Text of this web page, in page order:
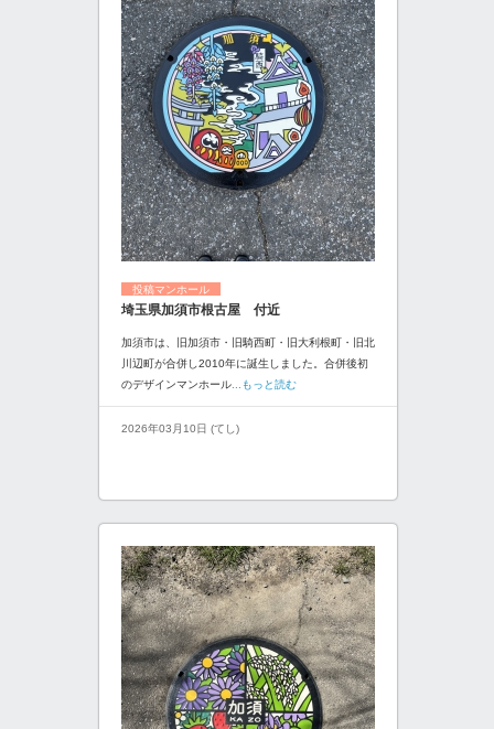
投稿マンホール
埼玉県加須市根古屋 付近
加須市は、旧加須市・旧騎西町・旧大利根町・旧北
川辺町が合併し2010年に誕生しました。合併後初
のデザインマンホール ...もっと読む
2026年03月10日 (てし)